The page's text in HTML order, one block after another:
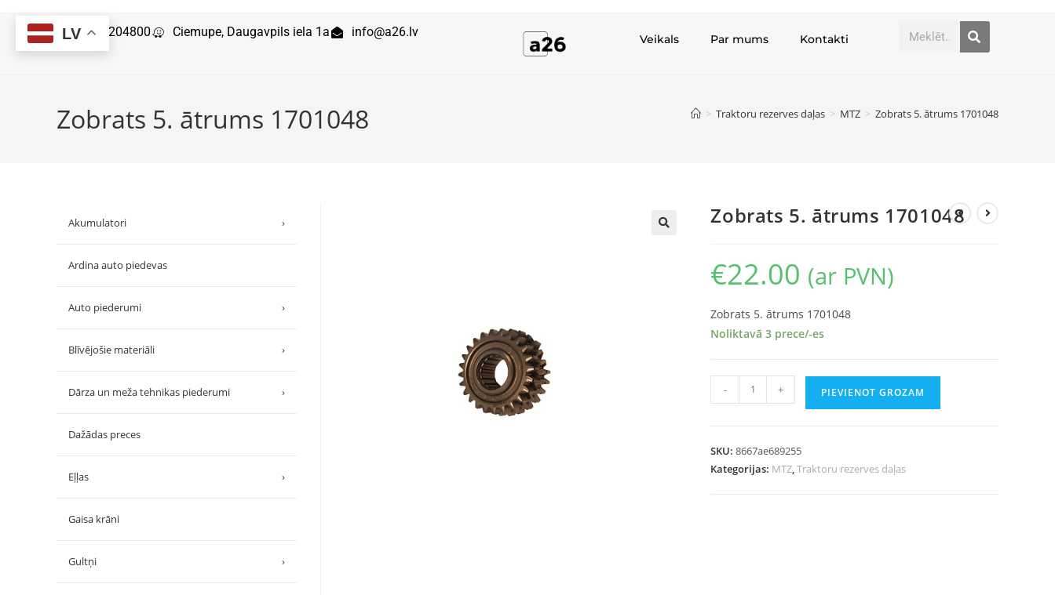
29204800 Ciemupe, Daugavpils iela 1a info@a26.lv Veikals Par mums Kontakti
Zobrats 5. ātrums 1701048 > Traktoru rezerves daļas > MTZ > Zobrats 5. ātrums 1701048
Zobrats 5. ātrums 1701048
€22.00 (ar PVN)
Zobrats 5. ātrums 1701048
Noliktavā 3 prece/-es
- + PIEVIENOT GROZAM
SKU:8667ae689255
Kategorijas: MTZ,Traktoru rezerves daļas
Akumulatori ›
Ardina auto piedevas
Auto piederumi ›
Blīvējošie materiāli ›
Dārza un meža tehnikas piederumi ›
Dažādas preces
Eļļas ›
Gaisa krāni
Gultņi ›
LV